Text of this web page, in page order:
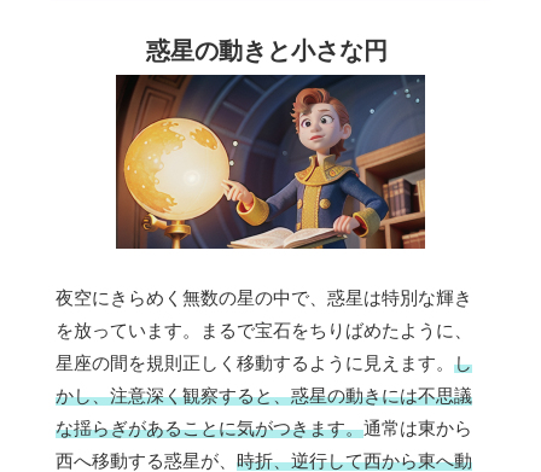
惑星の動きと小さな円
夜空にきらめく無数の星の中で、惑星は特別な輝き
を放っています。まるで宝石をちりばめたように、
星座の間を規則正しく移動するように見えます。 し
かし、注意深く観察すると、惑星の動きには不思議
な揺らぎがあることに気がつきます。通常は東から
西へ移動する惑星が、 時折、逆行して西から東へ動